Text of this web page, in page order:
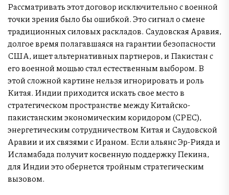
Рассматривать этот договор исключительно с военной
точки зрения было бы ошибкой. Это сигнал о смене
традиционных силовых раскладов. Саудовская Аравия,
долгое время полагавшаяся на гарантии безопасности
США, ищет альтернативных партнеров, и Пакистан с
его военной мощью стал естественным выбором. В
этой сложной картине нельзя игнорировать и роль
Китая. Индии приходится искать свое место в
стратегическом пространстве между Китайско-
пакистанским экономическим коридором (CPEC),
энергетическим сотрудничеством Китая и Саудовской
Аравии и их связями с Ираном. Если альянс Эр-Рияда и
Исламабада получит косвенную поддержку Пекина,
для Индии это обернется тройным стратегическим
вызовом.